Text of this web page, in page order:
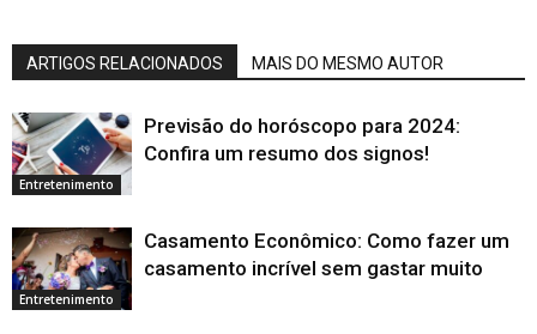
ARTIGOS RELACIONADOS MAIS DO MESMO AUTOR
Entretenimento
Previsão do horóscopo para 2024:
Confira um resumo dos signos!
Entretenimento
Casamento Econômico: Como fazer um
casamento incrível sem gastar muito